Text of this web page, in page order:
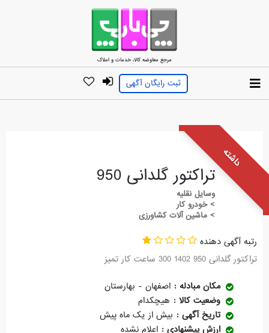
مرجع معاوضه کالا، خدمات و املاک
ثبت رایگان آگهی
داشته
تراکتور گلدانی 950
وسایل نقلیه
> خودرو کار
> ماشین آلات کشاورزی
رتبه آگهی دهنده
تراکتور گلدانی 950 1402 300 ساعت کار تمیز
مکان مبادله
اصفهان - بهارستان
وضعیت کالا
هیچکدام
تاریخ آگهی
بیش از یک ماه پیش
ارزش پیشنهادی
اعلام نشده